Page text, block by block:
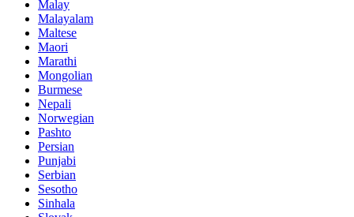
Malay
Malayalam
Maltese
Maori
Marathi
Mongolian
Burmese
Nepali
Norwegian
Pashto
Persian
Punjabi
Serbian
Sesotho
Sinhala